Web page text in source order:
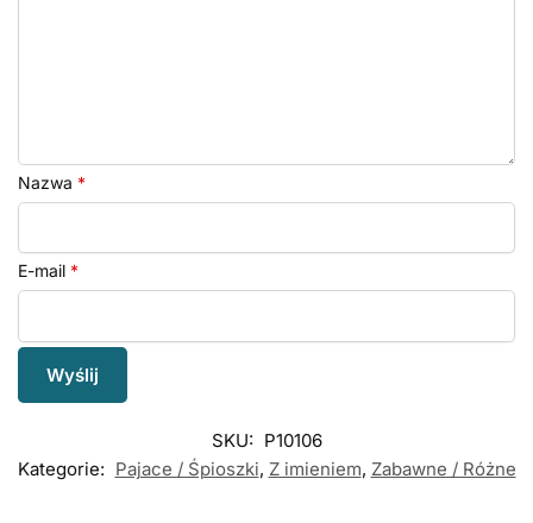
Nazwa *
E-mail *
SKU: P10106
Kategorie: Pajace / Śpioszki, Z imieniem, Zabawne / Różne